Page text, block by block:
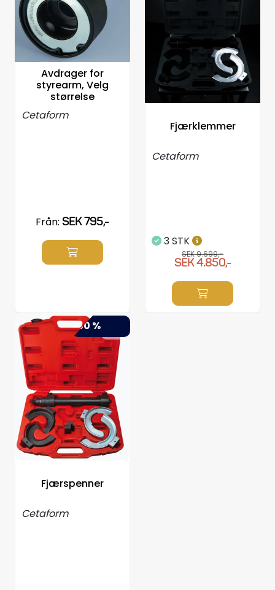
Avdrager for
styrearm, Velg
størrelse
Cetaform
Från: SEK 795,-
Fjærklemmer
Cetaform
3 STK
SEK 9.699,-
SEK 4.850,-
-50 %
Fjærspenner
Cetaform
Propellrar
Servicekit
Super Outlet